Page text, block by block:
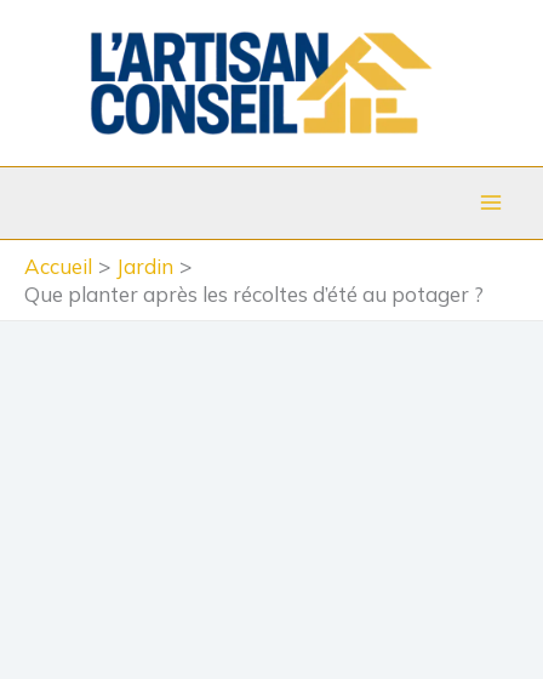
Accueil
Jardin
Que planter après les récoltes d’été au potager ?